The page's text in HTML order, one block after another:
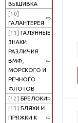
ВЫШИВКА
[10]
ГАЛАНТЕРЕЯ
[11] ГАЛУННЫЕ
ЗНАКИ
РАЗЛИЧИЯ
ВМФ,
МОРСКОГО И
РЕЧНОГО
ФЛОТОВ
[12] БРЕЛОКИ
[13] БЛЯХИ И
ПРЯЖКИ К